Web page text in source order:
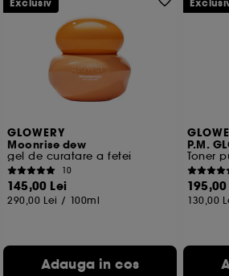
GLOWERY
Moonrise dew
gel de curatare a fetei
10
145,00 Lei
290,00 Lei / 100ml
Adauga in cos
Exclusiv
P.M.
Toner
195,00
130,00
De asemenea, Google colecteaza
noi anumite informatii si toate
serviciile Google disponible pe site-
reglementate de Politica de
Pentru mai multe informatii despre
pagina
https://
Cu exceptia cookie-urilor tehnice,
celorlalte necesita acordul tau. Poti
apasa butonul de "Accepta toate"
toate". Poti alege sa iti modifici